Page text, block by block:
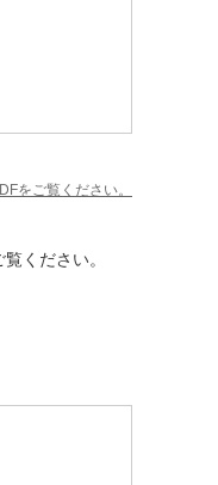
PDFをご覧ください。
ください。